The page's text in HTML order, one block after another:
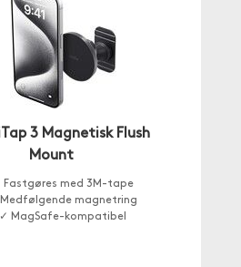
3 Magnetisk Flush
Mount
Fastgøres med 3M-tape
magnetring
✓ MagSafe-kompatibel